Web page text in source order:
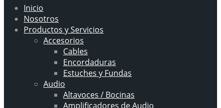
Inicio
Nosotros
Productos y Servicios
Accesorios
Cables
Encordaduras
Estuches y Fundas
Audio
Altavoces / Bocinas
Amplificadores de Audio